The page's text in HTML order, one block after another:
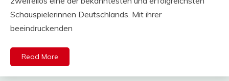
Schauspielerinnen Deutschlands. Mit ihrer
beeindruckenden
Read More